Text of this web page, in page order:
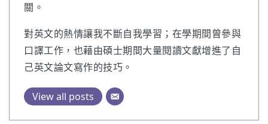
關。
對英文的熱情讓我不斷自我學習；在學期間曾參與
口譯工作，也藉由碩士期間大量閱讀文獻增進了自
己英文論文寫作的技巧。
View all posts